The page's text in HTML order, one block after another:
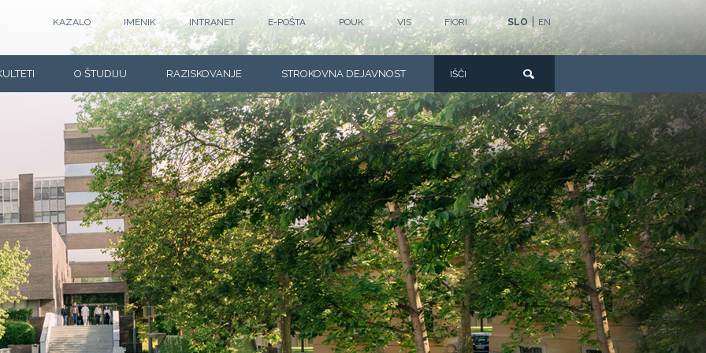
SLO EN
KAZALO IMENIK INTRANET E-POŠTA POUK VIS FIORI
O ŠTUDIJU RAZISKOVANJE STROKOVNA DEJAVNOST